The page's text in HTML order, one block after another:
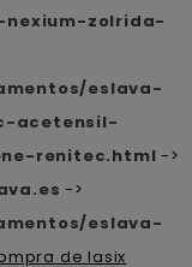
zolrida-
eslava-
acetensil-
renitec.html ->
->
eslava-
de lasix